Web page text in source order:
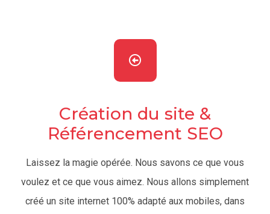
Création du site &
Référencement SEO
Laissez la magie opérée. Nous savons ce que vous
voulez et ce que vous aimez. Nous allons simplement
créé un site internet 100% adapté aux mobiles, dans